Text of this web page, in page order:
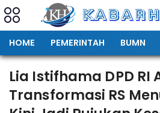
HOME PEMERINTAH BUMN
Lia Istifhama DPD RI
Transformasi RS